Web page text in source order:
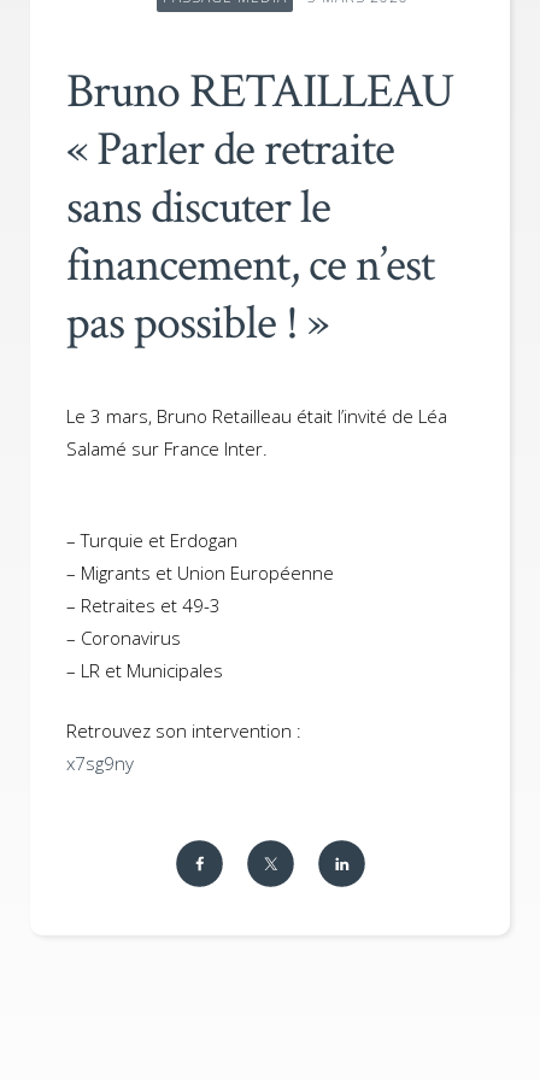
Bruno RETAILLEAU
« Parler de retraite
sans discuter le
financement, ce n’est
pas possible ! »
Le 3 mars, Bruno Retailleau était l’invité de Léa
Salamé sur France Inter.
– Turquie et Erdogan
– Migrants et Union Européenne
– Retraites et 49-3
– Coronavirus
– LR et Municipales
Retrouvez son intervention :
x7sg9ny